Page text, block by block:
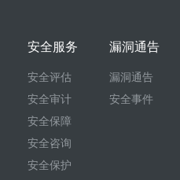
安全服务
安全评估
安全审计
安全保障
安全咨询
安全保护
漏洞通告
漏洞通告
安全事件